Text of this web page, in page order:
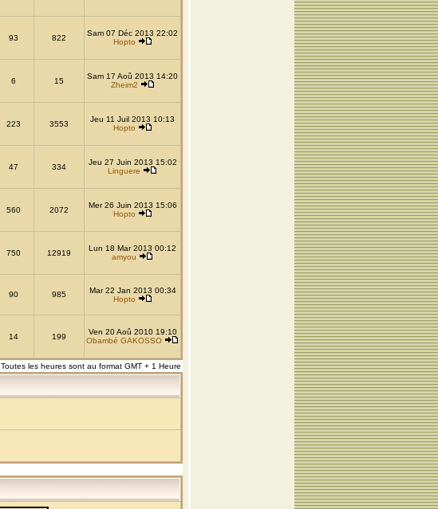
93 822
Sam 07 Déc 2013 22:02
Hopto
6 15
Sam 17 Aoû 2013 14:20
Zheim2
223 3553
Jeu 11 Juil 2013 10:13
Hopto
47 334
Jeu 27 Juin 2013 15:02
Linguere
560 2072
Mer 26 Juin 2013 15:06
Hopto
750 12919
Lun 18 Mar 2013 00:12
amyou
90 985
Mar 22 Jan 2013 00:34
Hopto
14 199
Ven 20 Aoû 2010 19:10
Obambé GAKOSSO
Toutes les heures sont au format GMT + 1 Heure